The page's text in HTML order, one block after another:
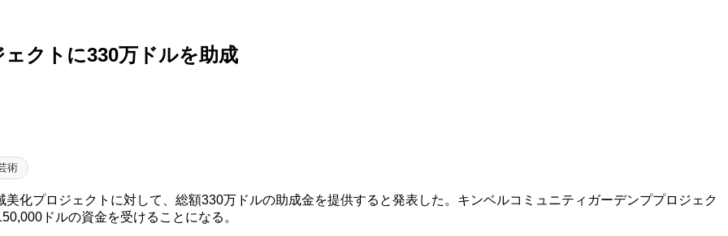
クトに330万ドルを助成
術
化プロジェクトに対して、総額330万ドルの助成金を提供すると発表した。キンベルコミュニティガーデンププロジェク
ドルの資金を受けることになる。